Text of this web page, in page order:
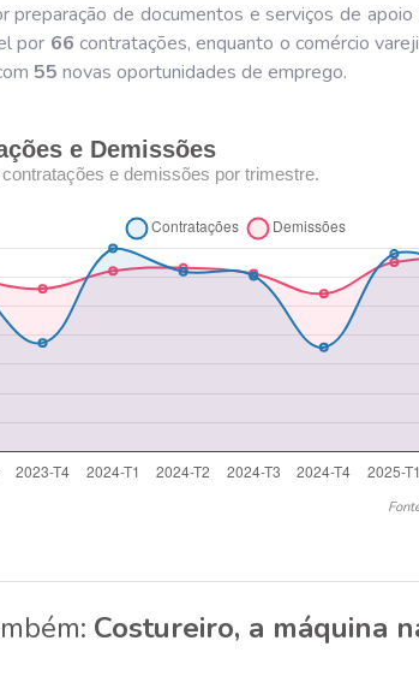
preparação de documentos e serviços de
por 66 contratações, enquanto o comércio
55 novas oportunidades de emprego.
e Demissões
e demissões por trimestre.
Costureiro, a máquina